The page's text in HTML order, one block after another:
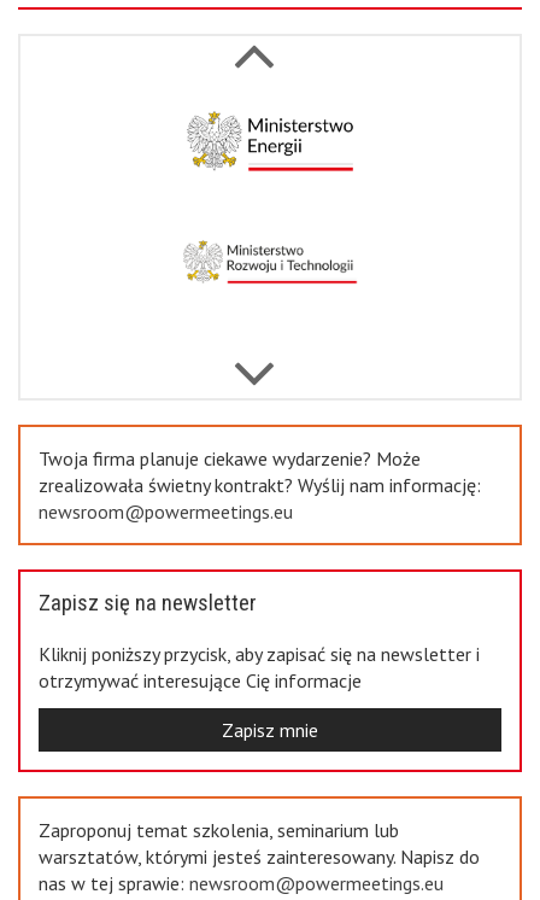
Twoja firma planuje ciekawe wydarzenie? Może
zrealizowała świetny kontrakt? Wyślij nam informację:
newsroom@powermeetings.eu
Zapisz się na newsletter
Kliknij poniższy przycisk, aby zapisać się na newsletter i
otrzymywać interesujące Cię informacje
Zapisz mnie
Zaproponuj temat szkolenia, seminarium lub
warsztatów, którymi jesteś zainteresowany. Napisz do
nas w tej sprawie: newsroom@powermeetings.eu